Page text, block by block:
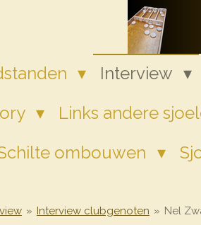
Interview
Links andere
ombouwen
» Interview clubgenoten » Nel